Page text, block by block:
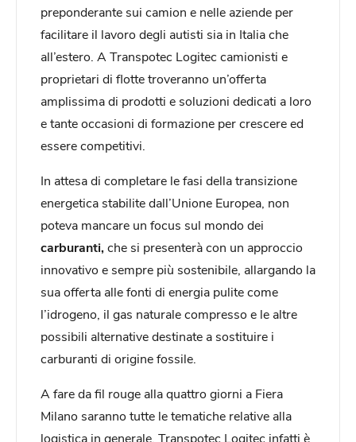
preponderante sui camion e nelle aziende per
facilitare il lavoro degli autisti sia in Italia che
all’estero. A Transpotec Logitec camionisti e
proprietari di flotte troveranno un’offerta
amplissima di prodotti e soluzioni dedicati a loro
e tante occasioni di formazione per crescere ed
essere competitivi.
In attesa di completare le fasi della transizione
energetica stabilite dall’Unione Europea, non
poteva mancare un focus sul mondo dei
carburanti,che si presenterà con un approccio
innovativo e sempre più sostenibile, allargando la
sua offerta alle fonti di energia pulite come
l’idrogeno, il gas naturale compresso e le altre
possibili alternative destinate a sostituire i
carburanti di origine fossile.
A fare da fil rouge alla quattro giorni a Fiera
Milano saranno tutte le tematiche relative alla
logistica in generale. Transpotec Logitec infatti è